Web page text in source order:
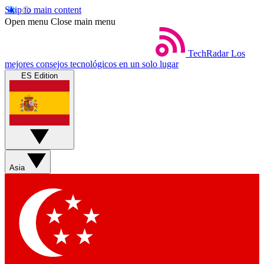
Skip to main content
Open menu Close main menu
TechRadar Los
mejores consejos tecnológicos en un solo lugar
ES Edition
Asia